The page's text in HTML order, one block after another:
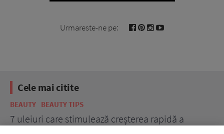
Urmareste-ne pe:
Cele mai citite
BEAUTY BEAUTY TIPS
7 uleiuri care stimulează creșterea rapidă a